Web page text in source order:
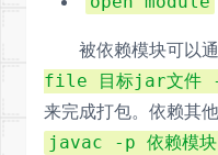
被依赖模块可以
file 目标jar文件 -
来完成打包。依赖其
javac -p 依赖模块